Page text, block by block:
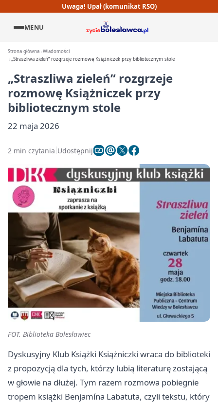
Uwaga! Upał (komunikat RSO)
MENU
Strona główna Wiadomości
„Straszliwa zieleń” rozgrzeje rozmowę Książniczek przy bibliotecznym stole
„Straszliwa zieleń” rozgrzeje
rozmowę Książniczek przy
bibliotecznym stole
22 maja 2026
2 min czytania Udostępnij
FOT. Biblioteka Bolesławiec
Dyskusyjny Klub Książki Książniczki wraca do biblioteki
z propozycją dla tych, którzy lubią literaturę zostającą
w głowie na dłużej. Tym razem rozmowa pobiegnie
tropem książki Benjamína Labatuta, czyli tekstu, który